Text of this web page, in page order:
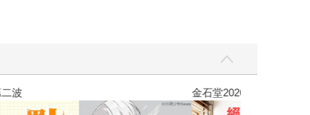
點〉第二波 金石堂2026海